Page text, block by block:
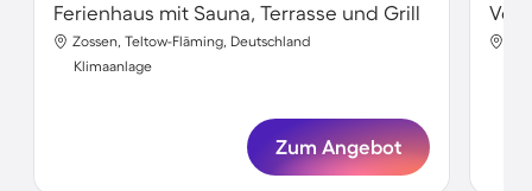
Ferienhaus mit Sauna, Terrasse und Grill
Zossen, Teltow-Fläming, Deutschland
Klimaanlage
Zum Angebot